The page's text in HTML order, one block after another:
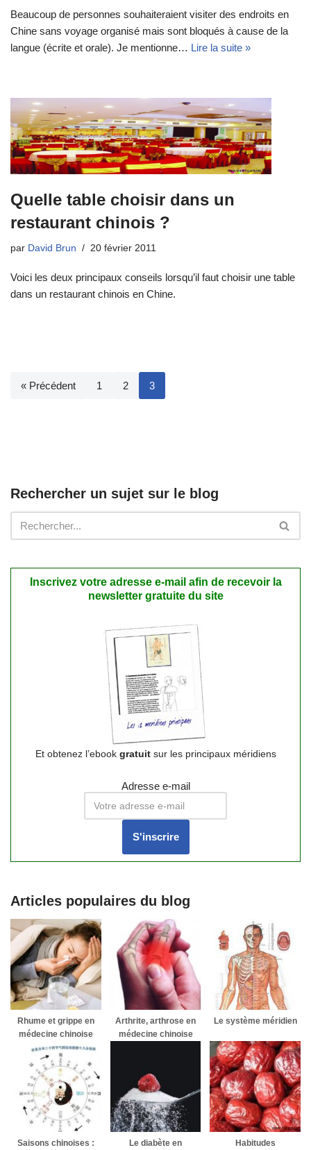
Beaucoup de personnes souhaiteraient visiter des endroits en
Chine sans voyage organisé mais sont bloqués à cause de la
langue (écrite et orale). Je mentionne… Lire la suite »
Quelle table choisir dans un
restaurant chinois ?
par David Brun 20 février 2011
Voici les deux principaux conseils lorsqu’il faut choisir une table
dans un restaurant chinois en Chine.
« Précédent 1 2 3
Rechercher un sujet sur le blog
Inscrivez votre adresse e-mail afin de recevoir la
newsletter gratuite du site
Et obtenez l’ebook gratuitsur les principaux méridiens
Adresse e-mail
Articles populaires du blog
Rhume et grippe en
médecine chinoise
Arthrite, arthrose en
médecine chinoise
Le système méridien
Saisons chinoises :
Le diabète en
Habitudes